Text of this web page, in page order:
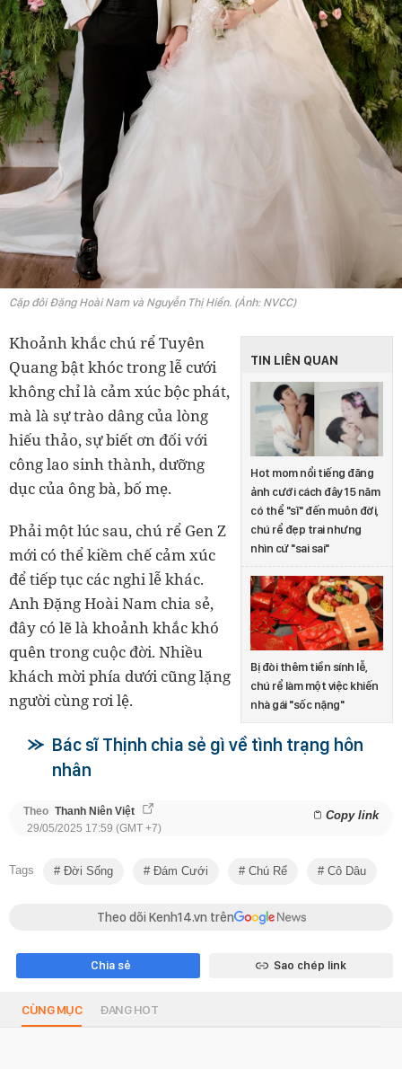
Cặp đôi Đặng Hoài Nam và Nguyễn Thị Hiền. (Ảnh: NVCC)
TIN LIÊN QUAN
Hot mom nổi tiếng đăng
ảnh cưới cách đây 15 năm
có thể "sĩ" đến muôn đời,
chú rể đẹp trai nhưng
nhìn cứ "sai sai"
Bị đòi thêm tiền sính lễ,
chú rể làm một việc khiến
nhà gái "sốc nặng"
Khoảnh khắc chú rể Tuyên
Quang bật khóc trong lễ cưới
không chỉ là cảm xúc bộc phát,
mà là sự trào dâng của lòng
hiếu thảo, sự biết ơn đối với
công lao sinh thành, dưỡng
dục của ông bà, bố mẹ.
Phải một lúc sau, chú rể Gen Z
mới có thể kiềm chế cảm xúc
để tiếp tục các nghi lễ khác.
Anh Đặng Hoài Nam chia sẻ,
đây có lẽ là khoảnh khắc khó
quên trong cuộc đời. Nhiều
khách mời phía dưới cũng lặng
người cùng rơi lệ.
Bác sĩ Thịnh chia sẻ gì về tình trạng hôn
nhân
Theo Thanh Niên Việt Copy link
29/05/2025 17:59 (GMT +7)
Tags Đời Sống Đám Cưới Chú Rể Cô Dâu
Theo dõi Kenh14.vn trên
Chia sẻ Sao chép link
CÙNG MỤC ĐANG HOT